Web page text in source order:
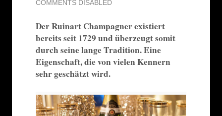
COMMENTS DISABLED
Der Ruinart Champagner existiert
bereits seit 1729 und überzeugt somit
durch seine lange Tradition. Eine
Eigenschaft, die von vielen Kennern
sehr geschätzt wird.